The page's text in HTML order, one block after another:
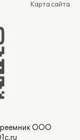
Карта сайта
ООО